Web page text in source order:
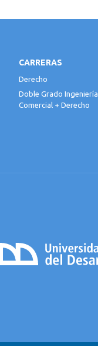
CARRERAS
Derecho
Doble Grado Ingeniería
Comercial + Derecho